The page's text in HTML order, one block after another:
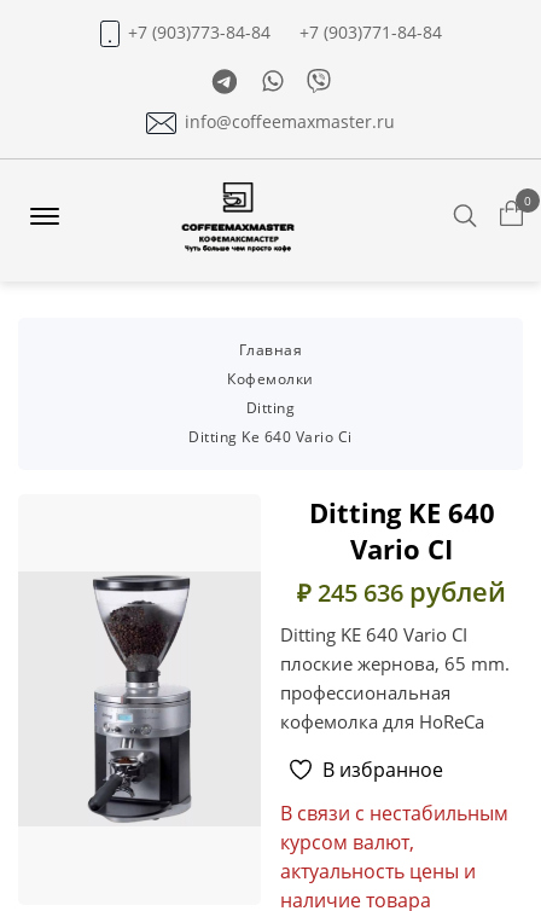
+7 (903)773-84-84
+7 (903)771-84-84
TelegramWhatsapp
Viber
info@coffeemaxmaster.ru
0
Главная
Кофемолки
Ditting
Ditting Ke 640 Vario Ci
Ditting KE 640
Vario CI
₽ 245 636 рублей
Ditting KE 640 Vario CI
плоские жернова, 65 mm.
профессиональная
кофемолка для HoReCa
В избранное
В связи с нестабильным
курсом валют,
актуальность цены и
наличие товара